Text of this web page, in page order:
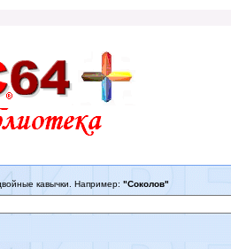
кавычки. Например: "Соколов"